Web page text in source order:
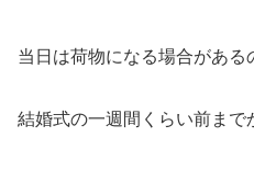
当日は荷物になる場合がある
結婚式の一週間くらい前まで